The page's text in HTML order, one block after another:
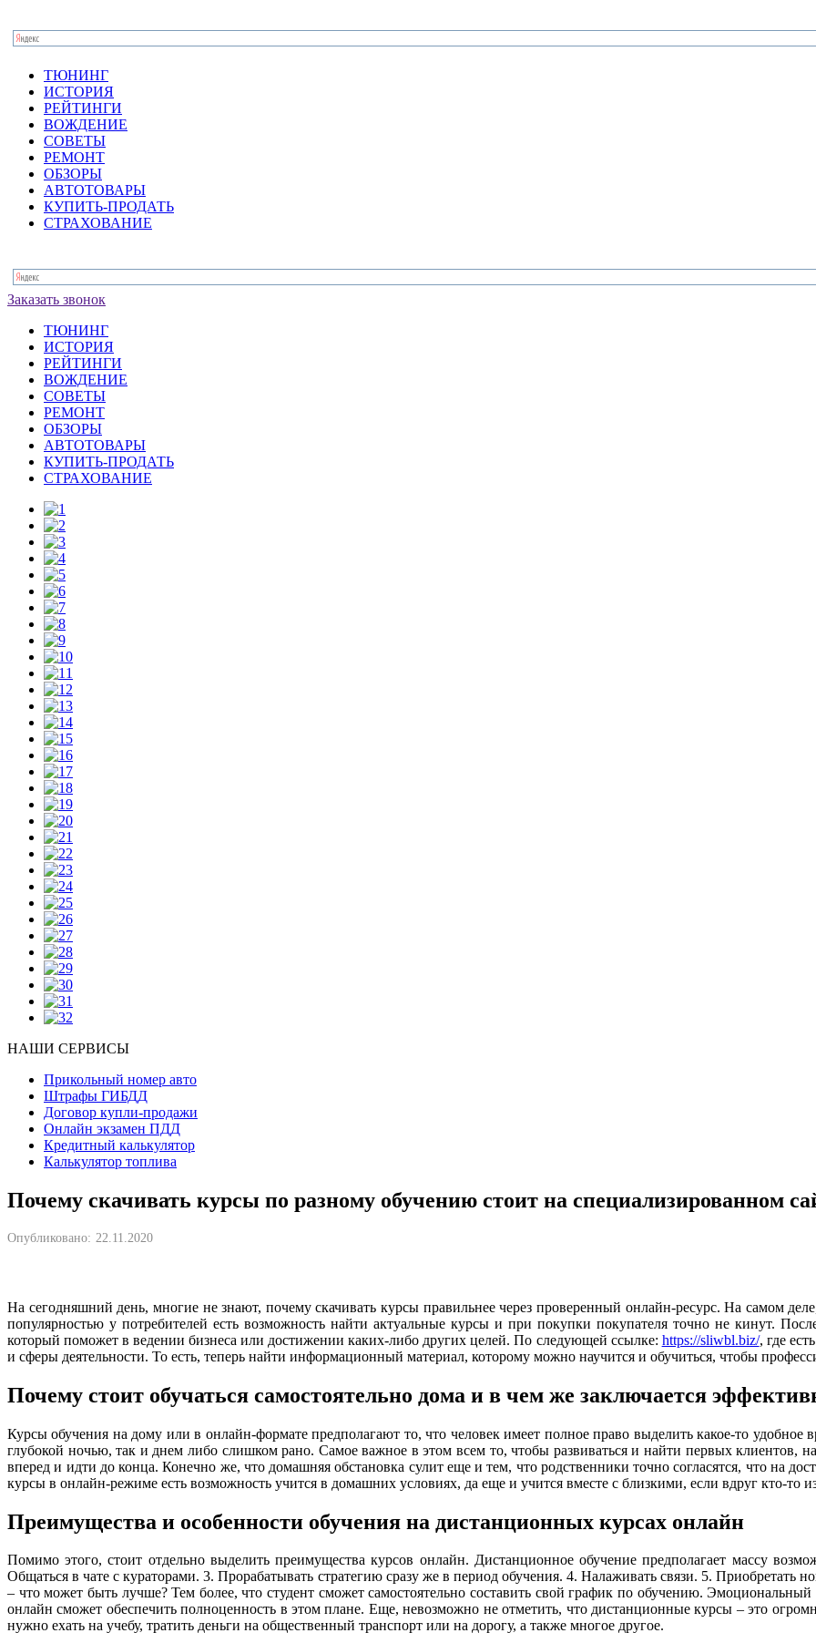
ТЮНИНГ
ИСТОРИЯ
РЕЙТИНГИ
ВОЖДЕНИЕ
СОВЕТЫ
РЕМОНТ
ОБЗОРЫ
АВТОТОВАРЫ
КУПИТЬ-ПРОДАТЬ
СТРАХОВАНИЕ
Заказать звонок
ТЮНИНГ
ИСТОРИЯ
РЕЙТИНГИ
ВОЖДЕНИЕ
СОВЕТЫ
РЕМОНТ
ОБЗОРЫ
АВТОТОВАРЫ
КУПИТЬ-ПРОДАТЬ
СТРАХОВАНИЕ
НАШИ СЕРВИСЫ
Прикольный номер авто
Штрафы ГИБДД
Договор купли-продажи
Онлайн экзамен ПДД
Кредитный калькулятор
Калькулятор топлива
Почему скачивать курсы по разному обучению стоит на специализированном
Опубликовано: 22.11.2020
На сегодняшний день, многие не знают, почему скачивать курсы правильнее через проверенный онлайн-ресурс. На самом
популярностью у потребителей есть возможность найти актуальные курсы и при покупки покупателя точно не кинут.
который поможет в ведении бизнеса или достижении каких-либо других целей. По следующей ссылке: https://sliwbl.biz/, где
и сферы деятельности. То есть, теперь найти информационный материал, которому можно научится и обучиться, чтобы
Почему стоит обучаться самостоятельно дома и в чем же заключается
Курсы обучения на дому или в онлайн-формате предполагают то, что человек имеет полное право выделить какое-то удобное
глубокой ночью, так и днем либо слишком рано. Самое важное в этом всем то, чтобы развиваться и найти первых клиентов,
вперед и идти до конца. Конечно же, что домашняя обстановка сулит еще и тем, что родственники точно согласятся, что на
курсы в онлайн-режиме есть возможность учится в домашних условиях, да еще и учится вместе с близкими, если вдруг кто-то
Преимущества и особенности обучения на дистанционных курсах онлайн
Помимо этого, стоит отдельно выделить преимущества курсов онлайн. Дистанционное обучение предполагает массу
Общаться в чате с кураторами. 3. Прорабатывать стратегию сразу же в период обучения. 4. Налаживать связи. 5.
– что может быть лучше? Тем более, что студент сможет самостоятельно составить свой график по обучению.
онлайн сможет обеспечить полноценность в этом плане. Еще, невозможно не отметить, что дистанционные курсы – это
нужно ехать на учебу, тратить деньги на общественный транспорт или на дорогу, а также многое другое.